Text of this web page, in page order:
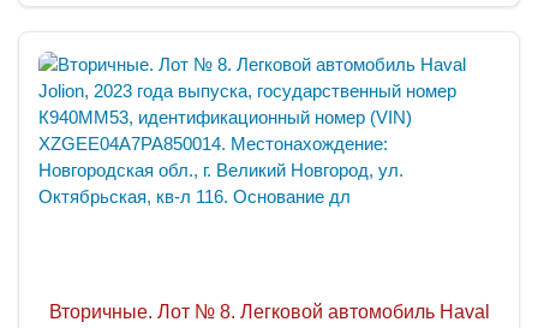
Вторичные. Лот № 8. Легковой автомобиль Haval